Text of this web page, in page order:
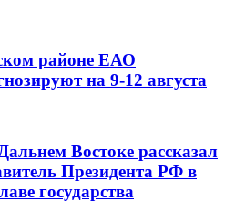
районе ЕАО
на 9-12 августа
Востоке рассказал
Президента РФ в
государства